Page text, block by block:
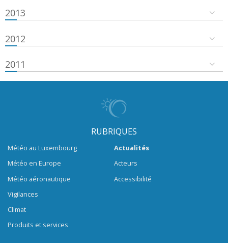
2013
2012
2011
RUBRIQUES
Météo au Luxembourg
Météo en Europe
Météo aéronautique
Vigilances
Climat
Produits et services
Actualités
Acteurs
Accessibilité